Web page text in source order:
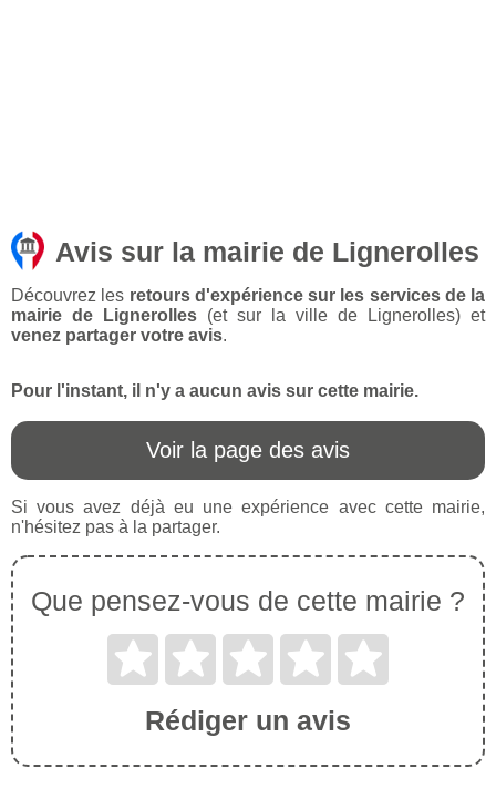
Avis sur la mairie de Lignerolles
Découvrez les retours d'expérience sur les services de la
mairie de Lignerolles (et sur la ville de Lignerolles) et
venez partager votre avis.
Pour l'instant, il n'y a aucun avis sur cette mairie.
Voir la page des avis
Si vous avez déjà eu une expérience avec cette mairie,
n'hésitez pas à la partager.
Que pensez-vous de cette mairie ?
Rédiger un avis